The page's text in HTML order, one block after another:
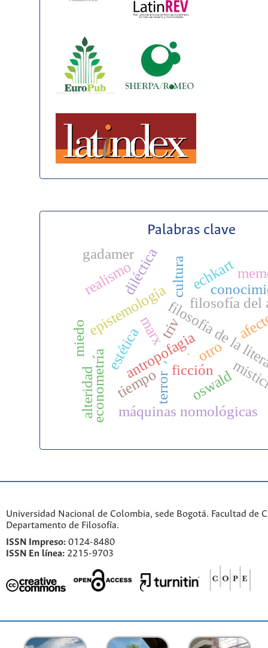
Palabras clave
.
epistemología
estética ficción
filosofía de la
filosofía del
antropofagia
cultura
diléctica
marx
oswald
miedo
terror
realismo
econometría máquinas nomológicas
otro
alteridad
echkart
gadamer
tiempo
triv
-
Universidad Nacional de Colombia, sede Bogotá. Facultad de
Departamento de Filosofía.
ISSN Impreso: 0124-8480
ISSN En línea: 2215-9703